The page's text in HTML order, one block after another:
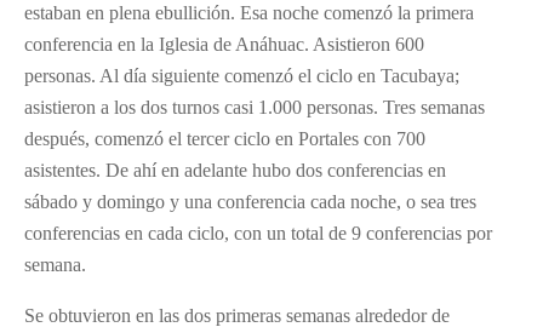
estaban en plena ebullición. Esa noche comenzó la primera
conferencia en la Iglesia de Anáhuac. Asistieron 600
personas. Al día siguiente comenzó el ciclo en Tacubaya;
asistieron a los dos turnos casi 1.000 personas. Tres semanas
después, comenzó el tercer ciclo en Portales con 700
asistentes. De ahí en adelante hubo dos conferencias en
sábado y domingo y una conferencia cada noche, o sea tres
conferencias en cada ciclo, con un total de 9 conferencias por
semana.
Se obtuvieron en las dos primeras semanas alrededor de